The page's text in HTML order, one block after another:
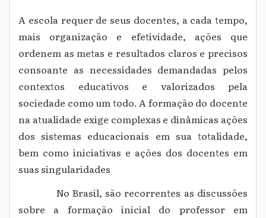
A escola requer de seus docentes, a cada tempo,
mais organização e efetividade, ações que
ordenem as metas e resultados claros e precisos
consoante as necessidades demandadas pelos
contextos educativos e valorizados pela
sociedade como um todo. A formação do docente
na atualidade exige complexas e dinâmicas ações
dos sistemas educacionais em sua totalidade,
bem como iniciativas e ações dos docentes em
suas singularidades
No Brasil, são recorrentes as discussões
sobre a formação inicial do professor em